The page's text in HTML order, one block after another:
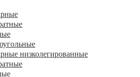
низколегированные